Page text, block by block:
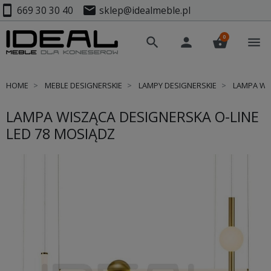
smartphone 669 30 30 40 mail sklep@idealmeble.pl
search person shopping_basket
0 menu
HOME MEBLE DESIGNERSKIE LAMPY DESIGNERSKIE LAMPA
LAMPA WISZĄCA DESIGNERSKA O-LINE
LED 78 MOSIĄDZ